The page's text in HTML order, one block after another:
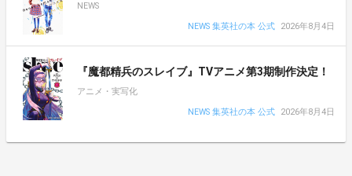
NEWS
NEWS 集英社の本 公式
2026年8月4日
『魔都精兵のスレイブ』TVアニメ第3期制作決定！
アニメ・実写化
NEWS 集英社の本 公式
2026年8月4日